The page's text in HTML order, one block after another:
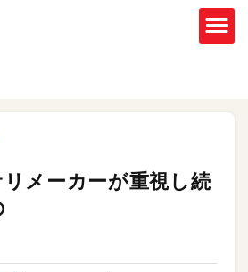
メーカーが重視し続